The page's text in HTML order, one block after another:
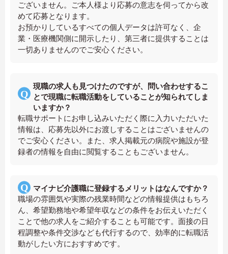
ございません。ご本人様より応募の意志を伺ってから改
めて応募となります。
お預かりしているすべての個人データは許可なく、企
業・医療機関側に開示したり、第三者に提供することは
一切ありませんのでご安心ください。
現職の求人も見つけたのですが、問い合わせするこ
とで現職に転職活動をしていることが知られてしま
いますか？
転職サポートにお申し込みいただく際に入力いただいた
情報は、応募先以外にお渡しすることはございませんの
でご安心ください。また、求人掲載元の病院や施設が登
録者の情報を自由に閲覧することもございません。
マイナビ介護職に登録するメリットはなんですか？
職場の雰囲気や実際の残業時間などの情報提供はもちろ
ん、希望勤務地や希望年収などの条件をお伝えいただく
ことで他の求人をご紹介することも可能です。面接の日
程調整や条件交渉なども代行するので、効率的に転職活
動がしたい方におすすめです。